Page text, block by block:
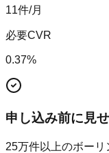
11件/月
必要CVR
0.37%
申し込み前に見
25万件以上のボーリ